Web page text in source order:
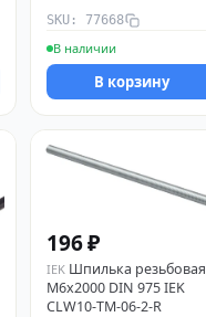
SKU: 77668
В наличии
В корзину
196 ₽
IEK Шпилька резьбовая
М6х2000 DIN 975 IEK
CLW10-TM-06-2-R